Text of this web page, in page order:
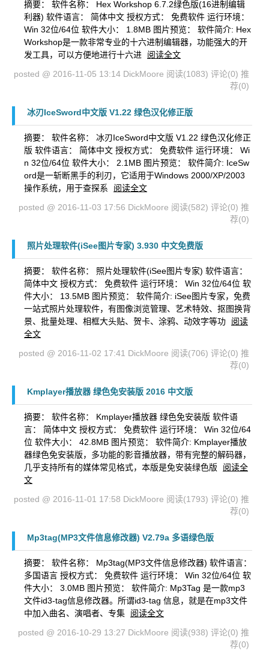
摘要： 软件名称： Hex Workshop 6.7.2绿色版(16进制编辑
利器) 软件语言： 简体中文 授权方式： 免费软件 运行环境：
Win 32位/64位 软件大小： 1.8MB 图片预览： 软件简介: Hex
Workshop是一款非常专业的十六进制编辑器，功能强大的开
发工具，可以方便地进行十六进
阅读全文
posted @ 2016-11-05 13:14 DickMoore 阅读(1083) 评论(0) 推
荐(0)
冰刃IceSword中文版 V1.22 绿色汉化修正版
摘要： 软件名称： 冰刃IceSword中文版 V1.22 绿色汉化修正
版 软件语言： 简体中文 授权方式： 免费软件 运行环境： Wi
n 32位/64位 软件大小： 2.1MB 图片预览： 软件简介: IceSw
ord是一斩断黑手的利刃，它适用于Windows 2000/XP/2003
操作系统，用于查探系
阅读全文
posted @ 2016-11-03 17:56 DickMoore 阅读(582) 评论(0) 推
荐(0)
照片处理软件(iSee图片专家) 3.930 中文免费版
摘要： 软件名称： 照片处理软件(iSee图片专家) 软件语言：
简体中文 授权方式： 免费软件 运行环境： Win 32位/64位 软
件大小： 13.5MB 图片预览： 软件简介: iSee图片专家，免费
一站式照片处理软件，有图像浏览管理、艺术特效、抠图换背
景、批量处理、相框大头贴、贺卡、涂鸦、动效字等功
阅读
全文
posted @ 2016-11-02 17:41 DickMoore 阅读(706) 评论(0) 推
荐(0)
Kmplayer播放器 绿色免安装版 2016 中文版
摘要： 软件名称： Kmplayer播放器 绿色免安装版 软件语
言： 简体中文 授权方式： 免费软件 运行环境： Win 32位/64
位 软件大小： 42.8MB 图片预览： 软件简介: Kmplayer播放
器绿色免安装版，多功能的影音播放器，带有完整的解码器，
几乎支持所有的媒体常见格式，本版是免安装绿色版
阅读全
文
posted @ 2016-11-01 17:58 DickMoore 阅读(1793) 评论(0) 推
荐(0)
Mp3tag(MP3文件信息修改器) V2.79a 多语绿色版
摘要： 软件名称： Mp3tag(MP3文件信息修改器) 软件语言：
多国语言 授权方式： 免费软件 运行环境： Win 32位/64位 软
件大小： 3.0MB 图片预览： 软件简介: Mp3Tag 是一款mp3
文件id3-tag信息修改器。所谓id3-tag 信息，就是在mp3文件
中加入曲名、演唱者、专集
阅读全文
posted @ 2016-10-29 13:27 DickMoore 阅读(938) 评论(0) 推
荐(0)